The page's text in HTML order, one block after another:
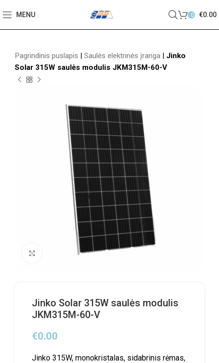
MENU 0 €0.00
Pagrindinis puslapis | Saulės elektrinės įranga | Jinko
Solar 315W saulės modulis JKM315M-60-V
Click to enlarge
Jinko Solar 315W saulės modulis
JKM315M-60-V
€0.00
Jinko 315W, monokristalas, sidabrinis rėmas,